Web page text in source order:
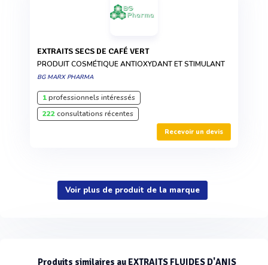
EXTRAITS SECS DE CAFÉ VERT
PRODUIT COSMÉTIQUE ANTIOXYDANT ET STIMULANT
BG MARX PHARMA
1professionnels intéressés
222consultations récentes
Recevoir un devis
Voir plus de produit de la marque
Produits similaires au EXTRAITS FLUIDES D'ANIS